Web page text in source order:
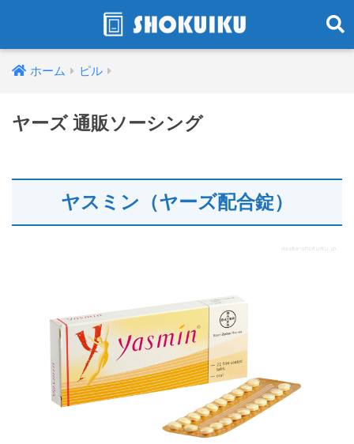
ホーム ピル
ヤーズ 通販ソーシング
ヤスミン（ヤーズ配合錠）